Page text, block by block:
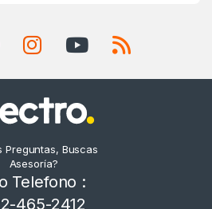
Preguntas, Buscas
Asesoría?
Telefono :
465-2412